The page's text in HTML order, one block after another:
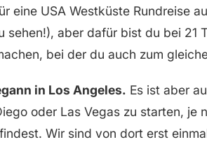
eine USA Westküste Rundreise
sehen!), aber dafür bist du bei 21
bei der du auch zum
in Los Angeles. Es ist aber
oder Las Vegas zu starten, je
Wir sind von dort erst